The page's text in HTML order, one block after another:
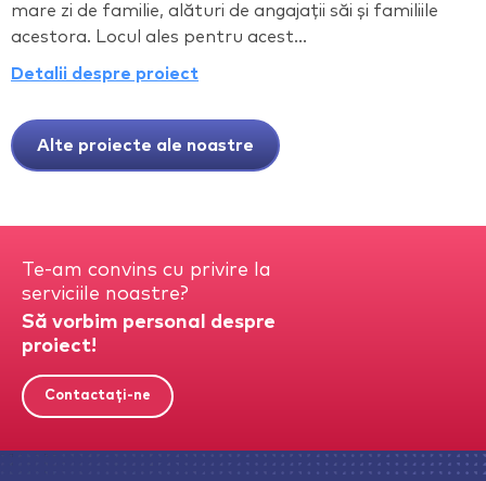
mare zi de familie, alături de angajații săi și familiile
acestora. Locul ales pentru acest...
Detalii despre proiect
Alte proiecte ale noastre
Te-am convins cu privire la
serviciile noastre?
Să vorbim personal despre
proiect!
Contactați-ne